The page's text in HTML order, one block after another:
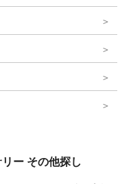
ー その他探し